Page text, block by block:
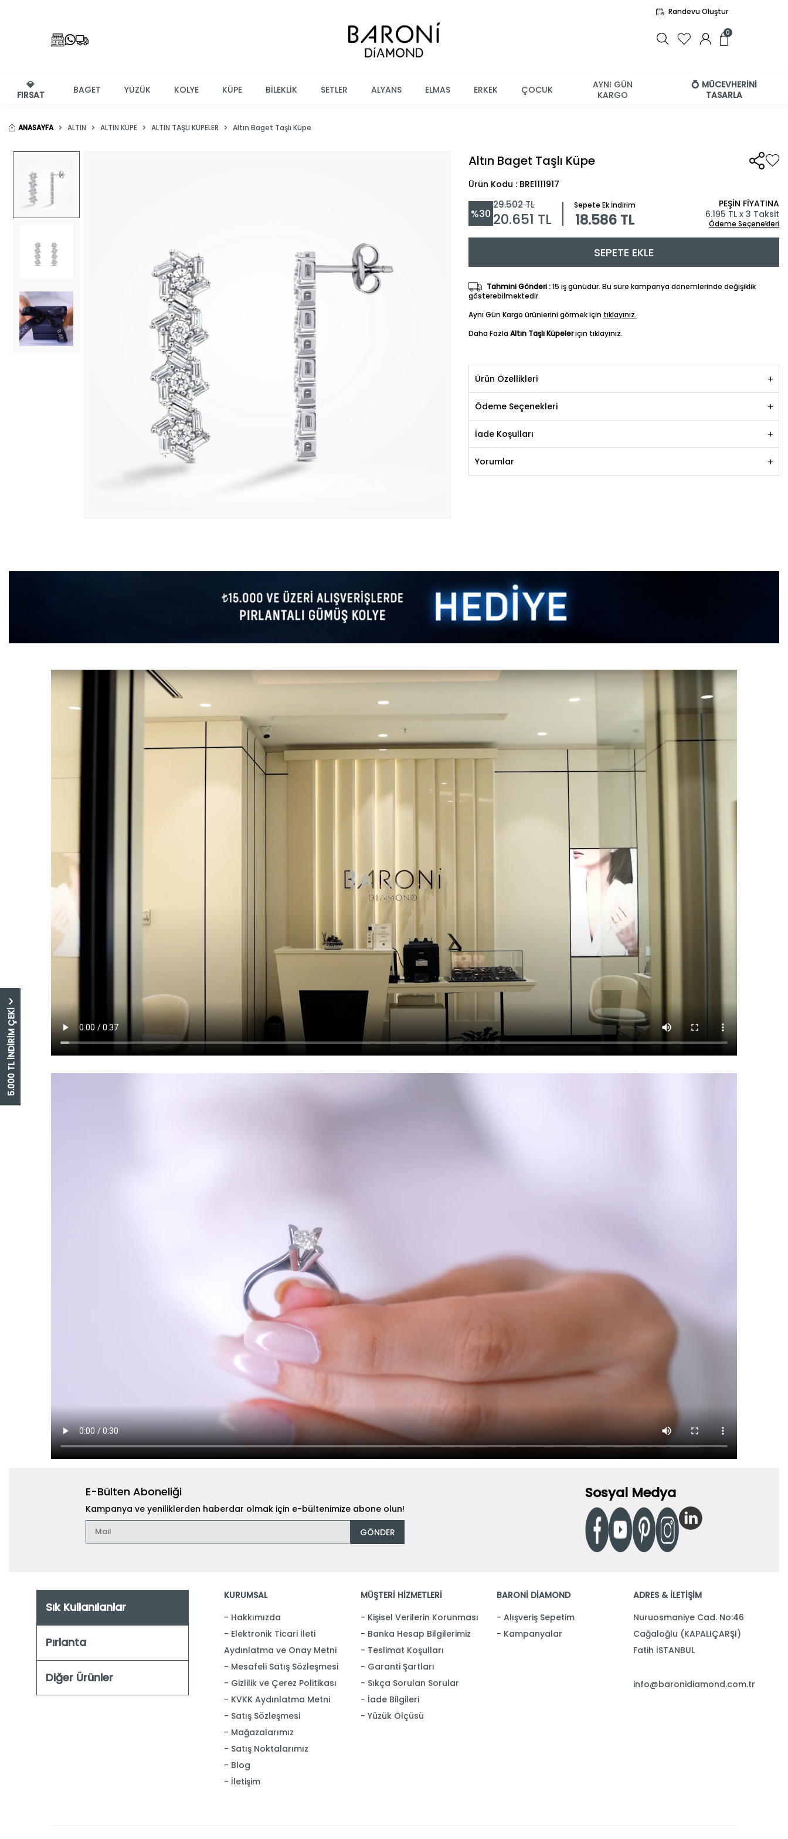
5.000 TL İNDİRİM ÇEKİ
Randevu Oluştur
0
💎
FIRSAT
BAGET YÜZÜK KOLYE KÜPE BİLEKLİK SETLER ALYANS ELMAS ERKEK ÇOCUK
AYNI GÜN
KARGO
💍 MÜCEVHERİNİ
TASARLA
ANASAYFA ALTIN ALTIN KÜPE ALTIN TAŞLI KÜPELER Altın Baget Taşlı Küpe
Altın Baget Taşlı Küpe
Ürün Kodu : BRE1111917
%30
29.502TL
20.651 TL
Sepete Ek İndirim
18.586 TL
PEŞİN FİYATINA
6.195 TL x 3 Taksit
Ödeme Seçenekleri
SEPETE EKLE
Tahmini Gönderi :15 iş günüdür. Bu süre kampanya dönemlerinde değişiklik
gösterebilmektedir.
Aynı Gün Kargo ürünlerini görmek için tıklayınız.
Daha FazlaAltın Taşlı Küpeleriçin tıklayınız.
Ürün Özellikleri
Ödeme Seçenekleri
İade Koşulları
Yorumlar
E-Bülten Aboneliği
Kampanya ve yeniliklerden haberdar olmak için e-bültenimize abone olun!
GÖNDER
Sosyal Medya
Sık Kullanılanlar
Pırlanta
Diğer Ürünler
KURUMSAL
Hakkımızda
Elektronik Ticari İleti
Aydınlatma ve Onay Metni
Mesafeli Satış Sözleşmesi
Gizlilik ve Çerez Politikası
KVKK Aydınlatma Metni
Satış Sözleşmesi
Mağazalarımız
Satış Noktalarımız
Blog
İletişim
MÜŞTERİ HİZMETLERİ
Kişisel Verilerin Korunması
Banka Hesap Bilgilerimiz
Teslimat Koşulları
Garanti Şartları
Sıkça Sorulan Sorular
İade Bilgileri
Yüzük Ölçüsü
BARONİ DİAMOND
Alışveriş Sepetim
Kampanyalar
ADRES & İLETİŞİM
Nuruosmaniye Cad. No:46
Cağaloğlu (KAPALIÇARŞI)
Fatih İSTANBUL
info@baronidiamond.com.tr